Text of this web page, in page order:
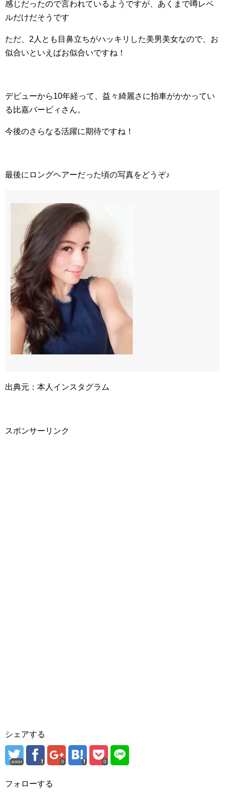
感じだったので言われているようですが、あくまで噂レベ
ルだけだそうです
ただ、2人とも目鼻立ちがハッキリした美男美女なので、お
似合いといえばお似合いですね！
デビューから10年経って、益々綺麗さに拍車がかかってい
る比嘉バービィさん。
今後のさらなる活躍に期待ですね！
最後にロングヘアーだった頃の写真をどうぞ♪
出典元：本人インスタグラム
スポンサーリンク
シェアする
error 0 0
フォローする